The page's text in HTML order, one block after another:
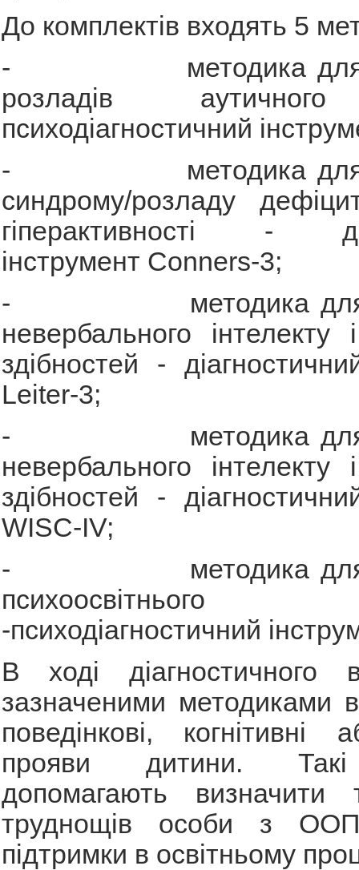
До комплектів входять 5
- методика для
розладів
психодіагностичний
- методика для
синдрому/розладу
гіперактивності -
інструмент Conners-3;
- методика для
невербального інтелекту
здібностей -
Leiter-3;
- методика для
невербального інтелекту
здібностей -
WISC-IV;
- методика для
психоосвітнього
-психодіагностичний
В ході діагностичного
зазначеними методиками
поведінкові, когнітивні
прояви дитини.
допомагають визначити
труднощів особи з
підтримки в освітньому